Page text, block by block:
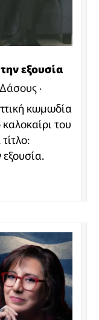
εξουσία
κωμωδία
του
εξουσία.